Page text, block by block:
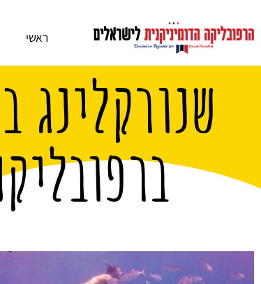
ראשי
שנורקלינג